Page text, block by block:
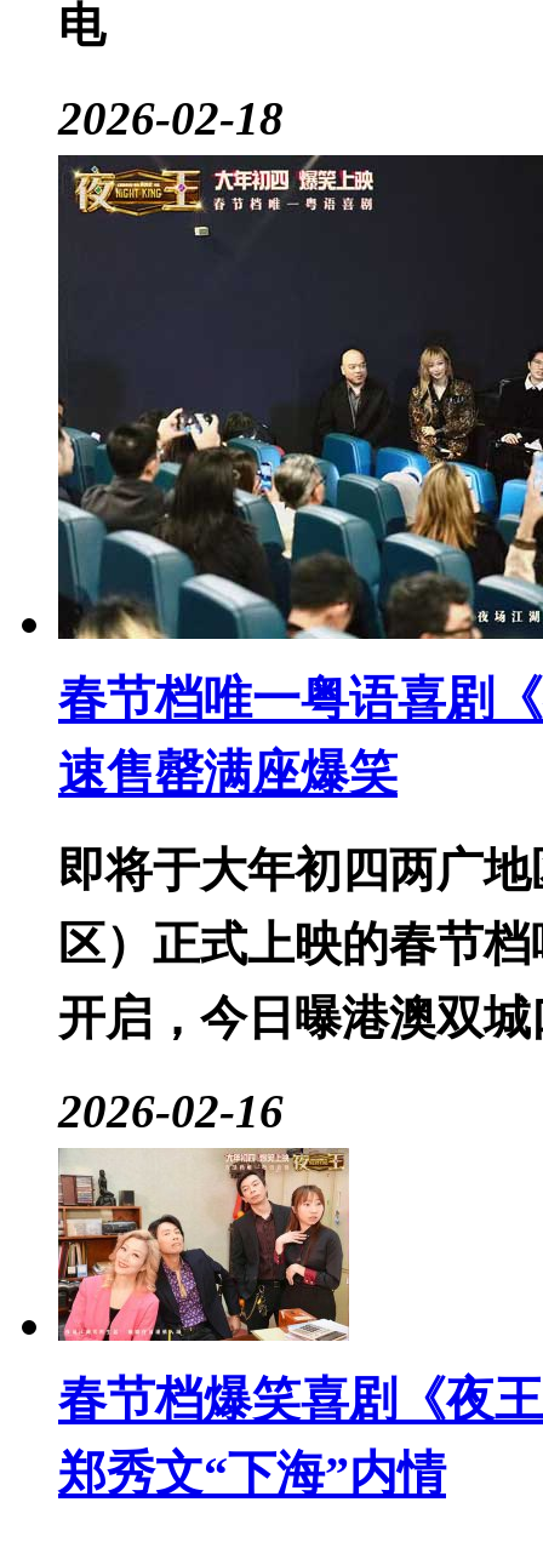
电
2026-02-18
春节档唯一粤语喜剧
速售罄满座爆笑
即将于大年初四两广
区）正式上映的春节
开启，今日曝港澳双
2026-02-16
春节档爆笑喜剧《夜
郑秀文“下海”内情